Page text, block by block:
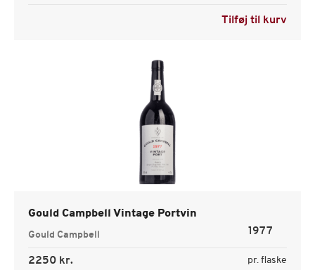
Tilføj til kurv
Gould Campbell Vintage Portvin
Gould Campbell 1977
2250 kr. pr. flaske